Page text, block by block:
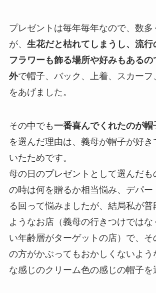
プレゼントは毎年毎年なので、数多
が、 生花だと枯れてしまうし、流行
フラワーも飾る場所や好みもあるの
外で帽子、バック、上着、スカーフ
をあげました。
その中でも一番喜んでくれたのが帽
を選んだ理由は、義母が帽子が好き
いたためです。
母の日のプレゼントとして選んだも
の時は何を贈るか相当悩み、デパー
る回って悩みましたが、結局私が普
ようなお店（義母の行きつけでは
い年齢層がターゲットの店）で、そ
の方がかぶってもおかしくないよう
な感じのクリーム色の感じの帽子を